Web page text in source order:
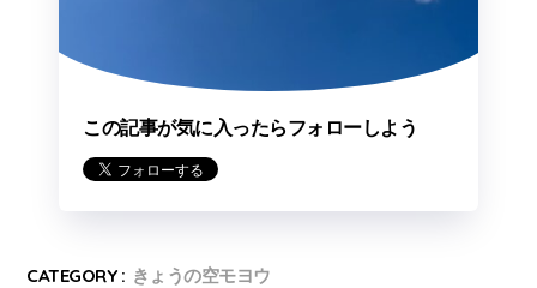
この記事が気に入ったらフォローしよう
CATEGORY : きょうの空モヨウ